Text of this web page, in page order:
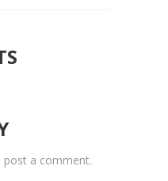
post a comment.